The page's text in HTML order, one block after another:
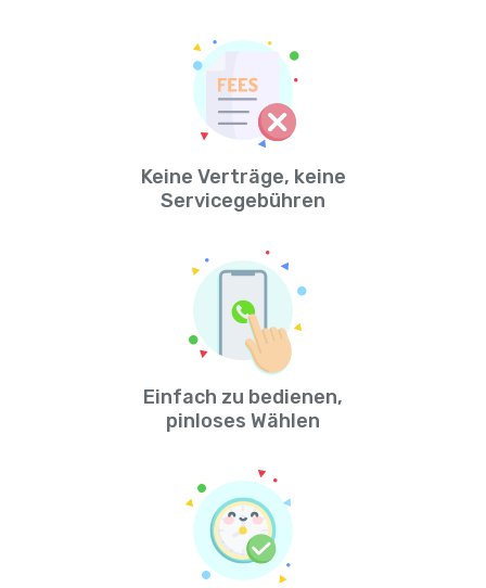
Keine Verträge, keine
Servicegebühren
Einfach zu bedienen,
pinloses Wählen